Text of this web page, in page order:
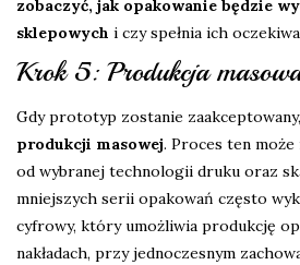
zobaczyć, jak opakowanie będzie
sklepowych i czy spełnia ich
Krok 5: Produkcja
Gdy prototyp zostanie
produkcji masowej. Proces ten
od wybranej technologii druku oraz
mniejszych serii opakowań często
cyfrowy, który umożliwia produkcję
nakładach, przy jednoczesnym